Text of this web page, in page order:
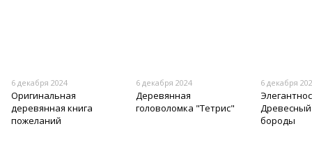
6 декабря 2024
Оригинальная
деревянная книга
пожеланий
6 декабря 2024
Деревянная
головоломка "Тетрис"
6 декабря
бороды